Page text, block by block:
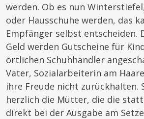
werden. Ob es nun
oder Hausschuhe werden, das
Empfänger selbst entscheiden.
Geld werden Gutscheine für
örtlichen Schuhhändler
Vater, Sozialarbeiterin am
ihre Freude nicht zurückhalten.
herzlich die Mütter, die die
direkt bei der Ausgabe am